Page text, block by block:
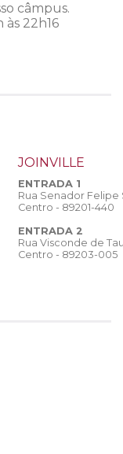
câmpus.
às 22h16
JOINVILLE
ENTRADA 1
Rua Senador
Centro - 89201-440
ENTRADA 2
Rua Visconde de
Centro - 89203-005